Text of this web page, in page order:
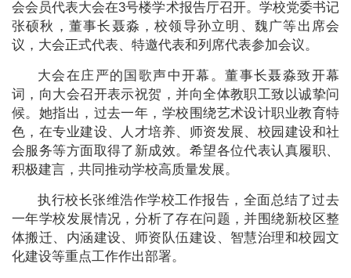
会会员代表大会在3号楼学术报告厅召开。学校党委书记
张硕秋，董事长聂淼，校领导孙立明、魏广等出席会
议，大会正式代表、特邀代表和列席代表参加会议。
大会在庄严的国歌声中开幕。董事长聂淼致开幕
词，向大会召开表示祝贺，并向全体教职工致以诚挚问
候。她指出，过去一年，学校围绕艺术设计职业教育特
色，在专业建设、人才培养、师资发展、校园建设和社
会服务等方面取得了新成效。希望各位代表认真履职、
积极建言，共同推动学校高质量发展。
执行校长张维浩作学校工作报告，全面总结了过去
一年学校发展情况，分析了存在问题，并围绕新校区整
体搬迁、内涵建设、师资队伍建设、智慧治理和校园文
化建设等重点工作作出部署。